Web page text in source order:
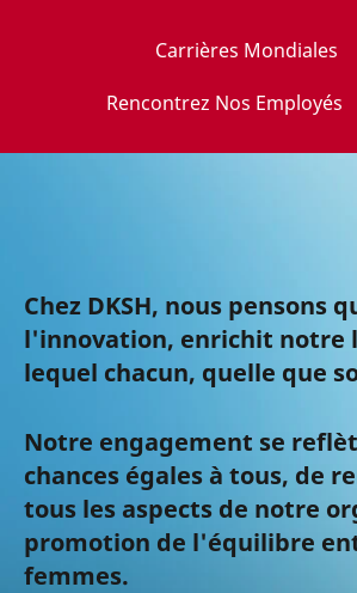
Carrières Mondiales
Rencontrez Nos Employés
Chez DKSH, nous
l'innovation, enrichit notre
lequel chacun, quelle que
Notre engagement se
chances égales à tous, de
tous les aspects de notre
promotion de l'équilibre
femmes.